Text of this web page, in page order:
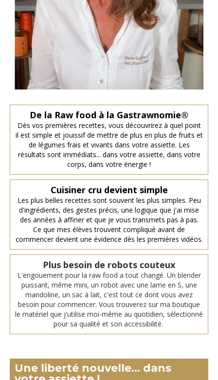
De la Raw food à la Gastrawnomie®
Dès vos premières recettes, vous découvrirez à quel point
il est simple et jouissif de mettre de plus en plus de fruits et
de légumes frais et vivants dans votre assiette. Les
résultats sont immédiats... dans votre assiette, dans votre
corps, dans votre énergie !
Cuisiner cru devient simple
Les plus belles recettes sont souvent les plus simples. Peu
d'ingrédients, des gestes précis, une logique que j'ai mise
des années à affiner et que je vous transmets pas à pas.
Ce que mes élèves trouvent compliqué avant de
commencer devient une évidence dès les premières vidéos.
Plus besoin de robots couteux
L'engouement pour la raw food a tout changé. Un blender
puissant, même mini, un robot avec une lame en S, une
mandoline, un sac à lait, c'est tout ce dont vous avez
besoin pour commencer. Vous trouverez sur ma boutique
le matériel que j'utilise moi-même au quotidien, sélectionné
pour sa qualité et son accessibilité.
Une liberté nouvelle... dans